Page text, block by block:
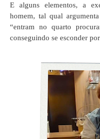
E alguns elementos, a
homem, tal qual
“entram no quarto
conseguindo se esconder